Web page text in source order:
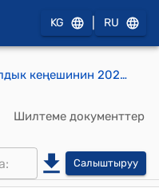
KG RU
Дөбө-Коргон айылдык кеңешинин 2025-жылдын 17-октябрындагы №13-10 "Дөбө-Коргон айыл өкмөтүнө караштуу Кайрагач-Арык айылындагы Маданият үйүнүн капиталдык оңдоп түздөөдөн өткөрүү жөнүндө" токтому.
Шилтеме документтер
Салыштыруу